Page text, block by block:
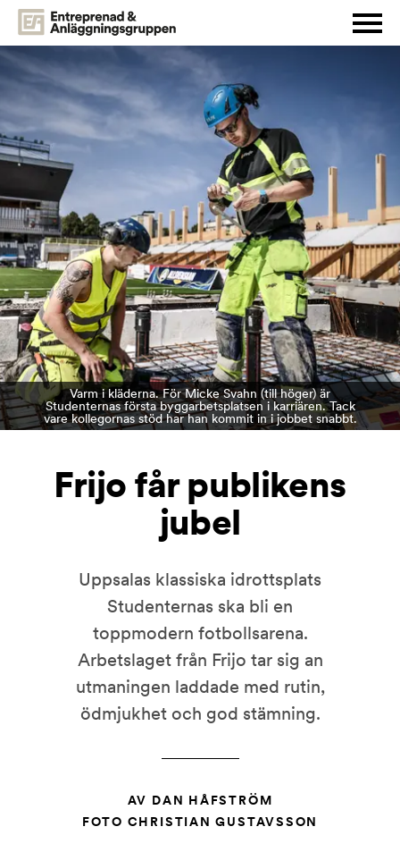
Varm i kläderna. För Micke Svahn (till höger) är
Studenternas första byggarbetsplatsen i karriären. Tack
vare kollegornas stöd har han kommit in i jobbet snabbt.
Frijo får publikens
jubel
Uppsalas klassiska idrottsplats
Studenternas ska bli en
toppmodern fotbollsarena.
Arbetslaget från Frijo tar sig an
utmaningen laddade med rutin,
ödmjukhet och god stämning.
AV DAN HÅFSTRÖM
FOTO CHRISTIAN GUSTAVSSON